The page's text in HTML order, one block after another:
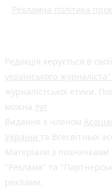
Рекламна політика
Редакція керується в
українського журналіста"
журналістської етики.
можна тут
Видання є членом
України та Всесвітньої
Матеріали з
"Реклама" та
реклами.